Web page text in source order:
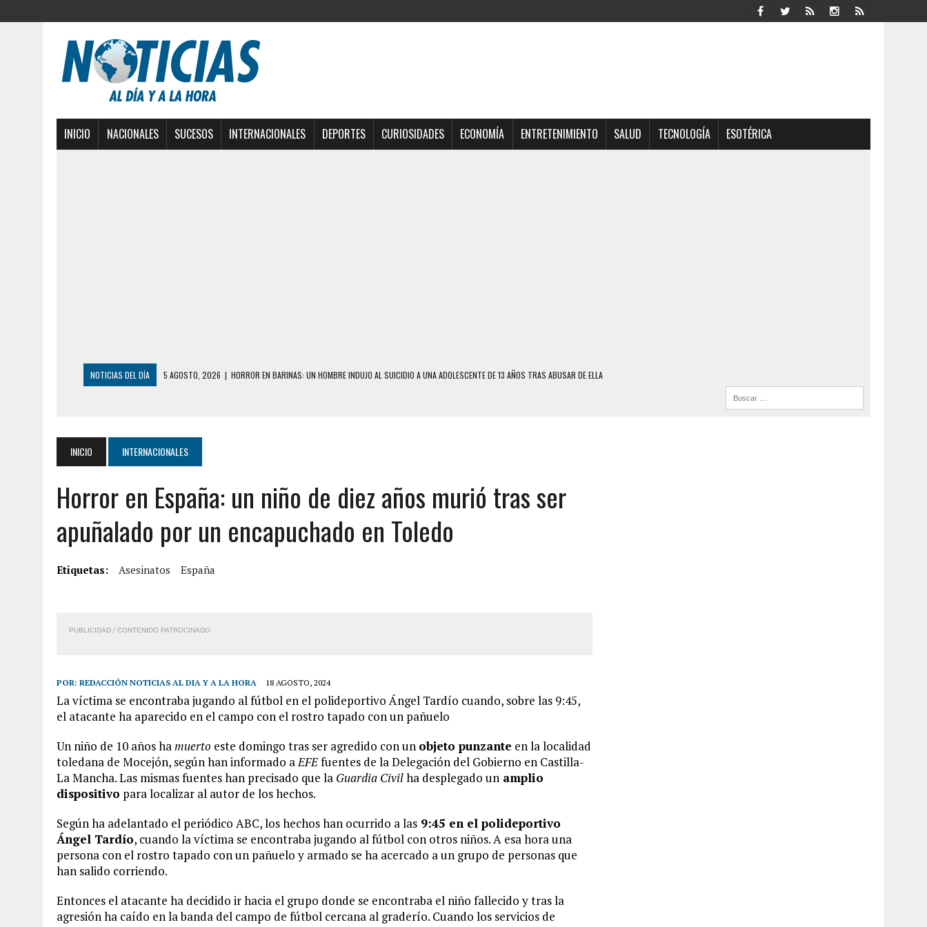
INICIO NACIONALES SUCESOS INTERNACIONALES DEPORTES CURIOSIDADES ECONOMÍA ENTRETENIMIENTO SALUD TECNOLOGÍA ESOTÉRICA
NOTICIAS DEL DÍA 5 AGOSTO, 2026 | HORROR EN BARINAS: UN HOMBRE INDUJO AL SUICIDIO A UNA ADOLESCENTE DE 13 AÑOS TRAS ABUSAR DE ELLA
7 AGOSTO, 2026 | HOMBRE ASESINÓ A SU TÍA CON UN PUÑAL Y DEJÓ HERIDAS A SU PRIMA Y A OTRO FAMILIAR EN BOLÍVAR
YARACUY: ASESINARON DOS HOMBRES EL MISMO DÍA EN SECTORES VECINOS
7 AGOSTO, 2026
LOCALIZARON CUERPO DE ‘LA SEÑORA DE LAS UÑAS BONITAS’ 42 DÍAS DESPUÉS DE LOS TERREMOTOS EN LA GUAIRA
6 AGOSTO, 2026 |
MISTERIOSA MUERTE DE MODELO EN MONAGAS: HALLARON EL CUERPO DENTRO DE SU CASA
CONMOCIÓN EN COLORADO POR ASESINATO DE UNA ADOLESCENTE VENEZOLANA EN REUNIÓN CON AMIGOS
INICIO INTERNACIONALES
Horror en España: un niño de diez años murió tras ser
apuñalado por un encapuchado en Toledo
Etiquetas: Asesinatos España
PUBLICIDAD / CONTENIDO PATROCINADO
POR: REDACCIÓN NOTICIAS AL DIA Y A LA HORA 18 AGOSTO, 2024
La víctima se encontraba jugando al fútbol en el polideportivo Ángel Tardío cuando, sobre las 9:45,
el atacante ha aparecido en el campo con el rostro tapado con un pañuelo
Un niño de 10 años hamuerto este domingo tras ser agredido con un objeto punzante en la localidad
toledana de Mocejón, según han informado aEFEfuentes de la Delegación del Gobierno en Castilla-
La Mancha. Las mismas fuentes han precisado que la Guardia Civilha desplegado un amplio
dispositivo para localizar al autor de los hechos.
Según ha adelantado el periódico ABC, los hechos han ocurrido a las 9:45 en el polideportivo
Ángel Tardío, cuando la víctima se encontraba jugando al fútbol con otros niños. A esa hora una
persona con el rostro tapado con un pañuelo y armado se ha acercado a un grupo de personas que
han salido corriendo.
Entonces el atacante ha decidido ir hacia el grupo donde se encontraba el niño fallecido y tras la
agresión ha caído en la banda del campo de fútbol cercana al graderío. Cuando los servicios de